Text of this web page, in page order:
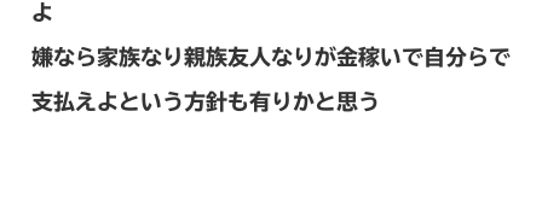
よ
嫌なら家族なり親族友人なりが金稼いで自分らで
支払えよという方針も有りかと思う